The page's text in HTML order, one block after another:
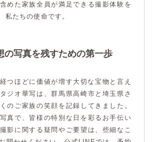
めた家族全員が満足できる撮影体験を
私たちの使命です。
の写真を残すための第一歩
つほどに価値が増す大切な宝物と言え
ジオ華写は、群馬県高崎市と埼玉県さ
のご家族の笑顔を記録してきました。
真で、皆様の特別な日を彩るお手伝い
影に関する疑問やご要望は、些細なこ